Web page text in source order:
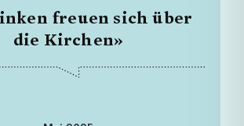
freuen sich über
die Kirchen»